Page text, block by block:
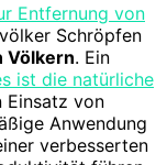
Entfernung von
Schröpfen
Völkern. Ein
ist die natürliche
Einsatz von
Anwendung
verbesserten